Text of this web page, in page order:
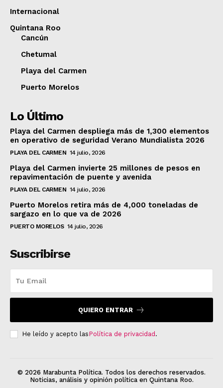
Internacional
Quintana Roo
Cancún
Chetumal
Playa del Carmen
Puerto Morelos
Lo Último
Playa del Carmen despliega más de 1,300 elementos
en operativo de seguridad Verano Mundialista 2026
PLAYA DEL CARMEN 14 julio, 2026
Playa del Carmen invierte 25 millones de pesos en
repavimentación de puente y avenida
PLAYA DEL CARMEN 14 julio, 2026
Puerto Morelos retira más de 4,000 toneladas de
sargazo en lo que va de 2026
PUERTO MORELOS 14 julio, 2026
Suscribirse
QUIERO ENTRAR
He leído y acepto lasPolítica de privacidad .
© 2026 Marabunta Política. Todos los derechos reservados.
Noticias, análisis y opinión política en Quintana Roo.